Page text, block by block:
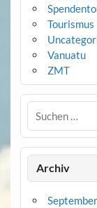
Tourismus
Vanuatu
ZMT
Archiv